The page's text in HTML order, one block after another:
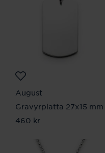
August
Gravyrplatta 27x15 mm
Pris: 460 kr
460 kr